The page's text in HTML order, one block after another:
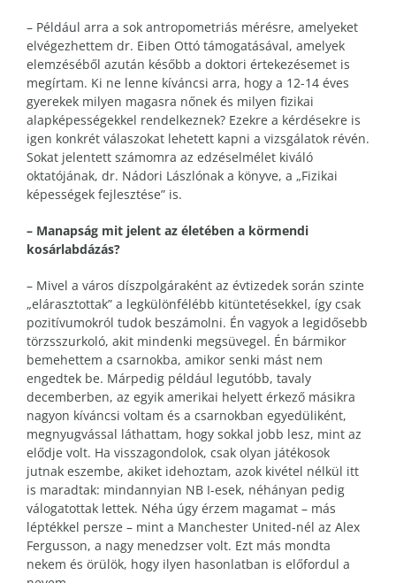
– Például arra a sok antropometriás mérésre, amelyeket
elvégezhettem dr. Eiben Ottó támogatásával, amelyek
elemzéséből azután később a doktori értekezésemet is
megírtam. Ki ne lenne kíváncsi arra, hogy a 12-14 éves
gyerekek milyen magasra nőnek és milyen fizikai
alapképességekkel rendelkeznek? Ezekre a kérdésekre is
igen konkrét válaszokat lehetett kapni a vizsgálatok révén.
Sokat jelentett számomra az edzéselmélet kiváló
oktatójának, dr. Nádori Lászlónak a könyve, a „Fizikai
képességek fejlesztése” is.
– Manapság mit jelent az életében a körmendi
kosárlabdázás?
– Mivel a város díszpolgáraként az évtizedek során szinte
„elárasztottak” a legkülönfélébb kitüntetésekkel, így csak
pozitívumokról tudok beszámolni. Én vagyok a legidősebb
törzsszurkoló, akit mindenki megsüvegel. Én bármikor
bemehettem a csarnokba, amikor senki mást nem
engedtek be. Márpedig például legutóbb, tavaly
decemberben, az egyik amerikai helyett érkező másikra
nagyon kíváncsi voltam és a csarnokban egyedüliként,
megnyugvással láthattam, hogy sokkal jobb lesz, mint az
elődje volt. Ha visszagondolok, csak olyan játékosok
jutnak eszembe, akiket idehoztam, azok kivétel nélkül itt
is maradtak: mindannyian NB I-esek, néhányan pedig
válogatottak lettek. Néha úgy érzem magamat – más
léptékkel persze – mint a Manchester United-nél az Alex
Fergusson, a nagy menedzser volt. Ezt más mondta
nekem és örülök, hogy ilyen hasonlatban is előfordul a